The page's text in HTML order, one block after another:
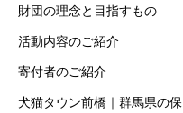
財団の理念と目指すもの
活動内容のご紹介
寄付者のご紹介
犬猫タウン前橋｜群馬県の保